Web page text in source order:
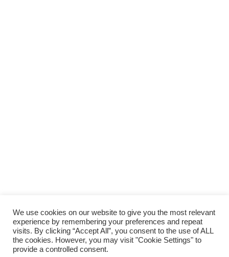
We use cookies on our website to give you the most relevant
experience by remembering your preferences and repeat
visits. By clicking “Accept All”, you consent to the use of ALL
the cookies. However, you may visit "Cookie Settings" to
provide a controlled consent.